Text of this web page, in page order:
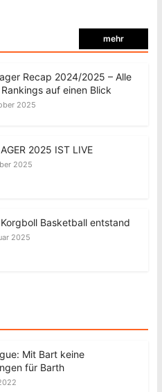
mehr
Recap 2024/2025 – Alle
auf einen Blick
2025
2025 IST LIVE
2025
Basketball entstand
2025
Mit Bart keine
für Barth